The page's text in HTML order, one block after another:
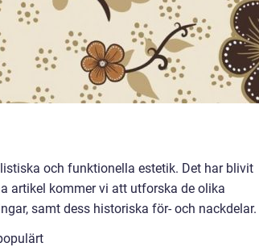
och funktionella estetik. Det har blivit
artikel kommer vi att utforska de olika
samt dess historiska för- och nackdelar.